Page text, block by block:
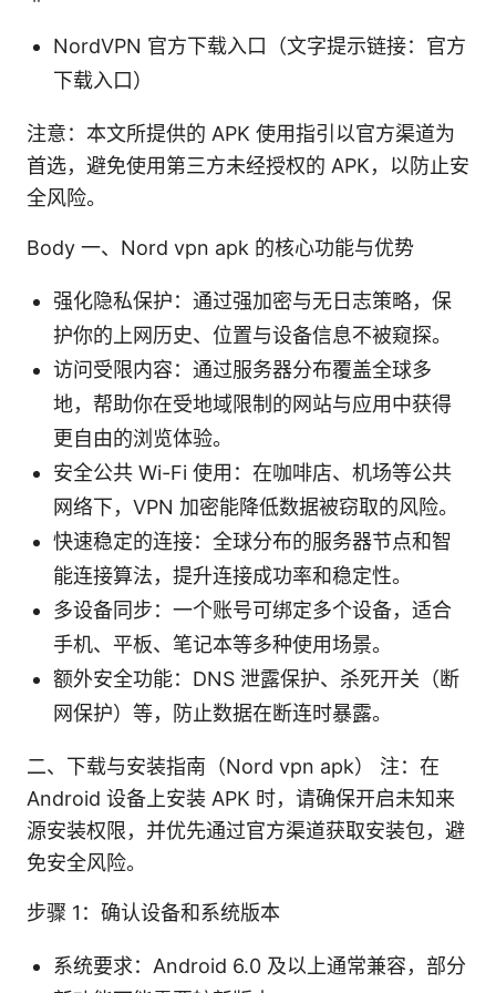
NordVPN 官方下载入口（文字提示链接：官方
下载入口）
注意：本文所提供的 APK 使用指引以官方渠道为
首选，避免使用第三方未经授权的 APK，以防止安
全风险。
Body 一、Nord vpn apk 的核心功能与优势
强化隐私保护：通过强加密与无日志策略，保
护你的上网历史、位置与设备信息不被窥探。
访问受限内容：通过服务器分布覆盖全球多
地，帮助你在受地域限制的网站与应用中获得
更自由的浏览体验。
安全公共 Wi-Fi 使用：在咖啡店、机场等公共
网络下，VPN 加密能降低数据被窃取的风险。
快速稳定的连接：全球分布的服务器节点和智
能连接算法，提升连接成功率和稳定性。
多设备同步：一个账号可绑定多个设备，适合
手机、平板、笔记本等多种使用场景。
额外安全功能：DNS 泄露保护、杀死开关（断
网保护）等，防止数据在断连时暴露。
二、下载与安装指南（Nord vpn apk） 注：在
Android 设备上安装 APK 时，请确保开启未知来
源安装权限，并优先通过官方渠道获取安装包，避
免安全风险。
步骤 1：确认设备和系统版本
系统要求：Android 6.0 及以上通常兼容，部分